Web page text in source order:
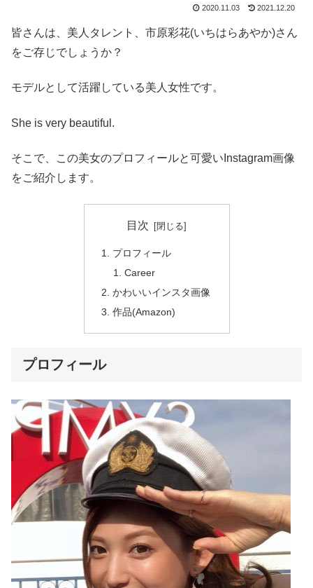
2020.11.03 2021.12.20
皆さんは、美人タレント、市原彩花(いちはらあやか)さん
をご存じでしょうか？
モデルとして活躍している美人女性です。
She is very beautiful.
そこで、この美女のプロフィールと可愛いInstagram画像
をご紹介します。
目次
プロフィール
Career
かわいいインスタ画像
作品(Amazon)
プロフィール